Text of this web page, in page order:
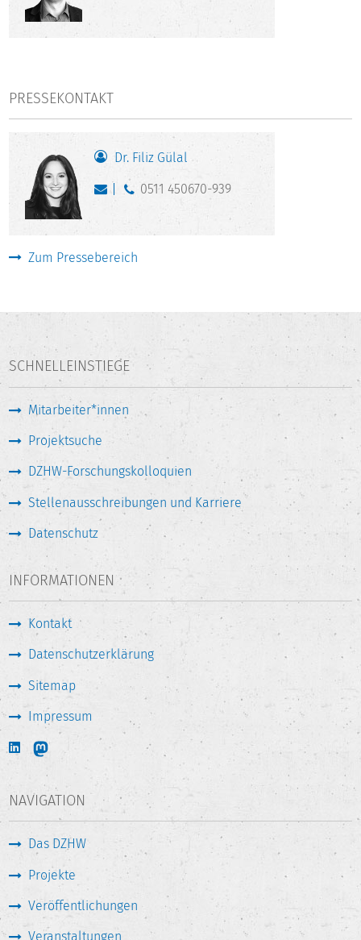
PRESSEKONTAKT
Dr. Filiz Gülal
0511 450670-939
Zum Pressebereich
SCHNELLEINSTIEGE
Mitarbeiter*innen
Projektsuche
DZHW-Forschungskolloquien
Stellenausschreibungen und Karriere
Datenschutz
INFORMATIONEN
Kontakt
Datenschutzerklärung
Sitemap
Impressum
NAVIGATION
Das DZHW
Projekte
Veröffentlichungen
Veranstaltungen